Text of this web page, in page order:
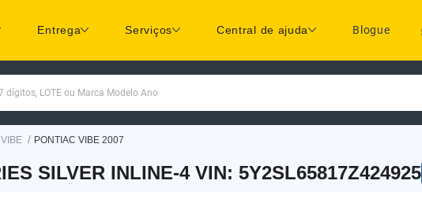
Entrega Serviços Central de ajuda Blogue
dígitos, LOTE ou Marca Modelo Ano
/ PONTIAC VIBE 2007
SILVER INLINE-4 VIN: 5Y2SL65817Z424925